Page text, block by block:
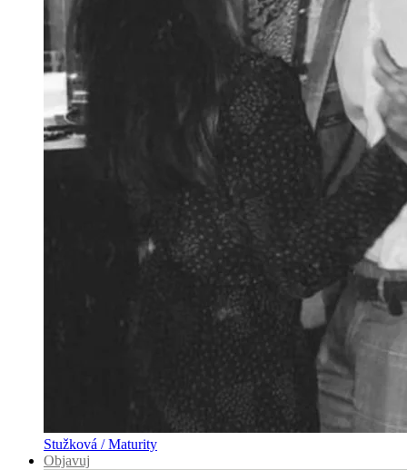
Stužková / Maturity
Objavuj